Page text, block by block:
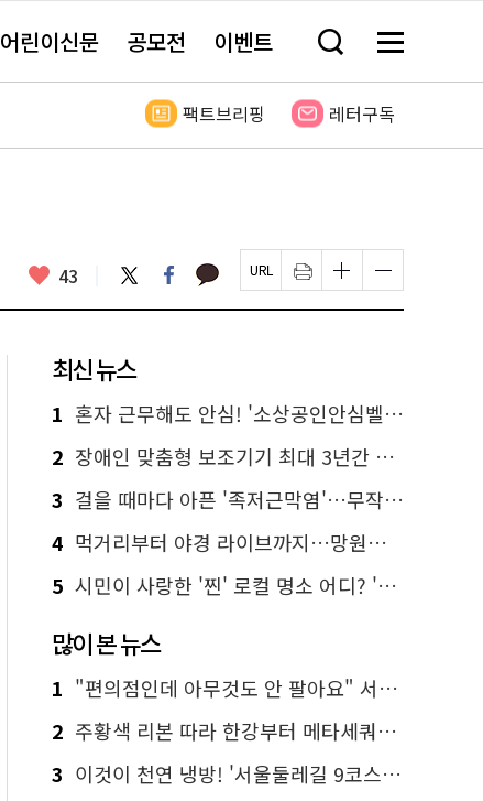
어린이신문 공모전 이벤트 검
창
기
메
전
보
팩트브리핑 레터구독
좋
요
43 트
위
터
페
이
스
카
카 페
이
지
인
쇄
하
글
자
크
하
기
글
자
크
하
기
최신 뉴스
1 혼자 근무해도 안심! '소상공인안심벨' 신청하세요
2 장애인 맞춤형 보조기기 최대 3년간 무상 대여…삶의 질 높인다
3 걸을 때마다 아픈 '족저근막염'…무작정 참지 말고 '이것' 해보세요!
4 먹거리부터 야경 라이브까지…망원한강공원 알짜 코스
5 시민이 사랑한 '찐' 로컬 명소 어디? '서울에디션25' 추천 코스
많이 본 뉴스
1 "편의점인데 아무것도 안 팔아요" 서울에서 가장 특별한 편의점의 정체
2 주황색 리본 따라 한강부터 메타세쿼이아 숲길까지…서울둘레길 15코스
3 이것이 천연 냉방! '서울둘레길 9코스'로 숲속 피서 떠나볼까